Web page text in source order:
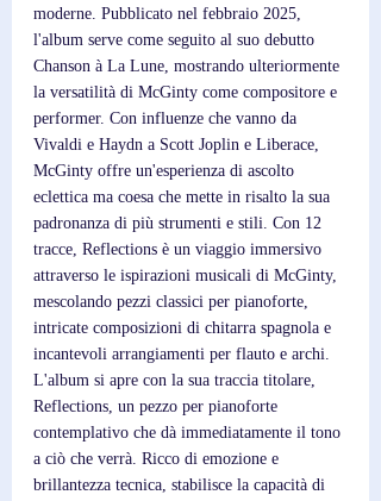
moderne. Pubblicato nel febbraio 2025,
l'album serve come seguito al suo debutto
Chanson à La Lune, mostrando ulteriormente
la versatilità di McGinty come compositore e
performer. Con influenze che vanno da
Vivaldi e Haydn a Scott Joplin e Liberace,
McGinty offre un'esperienza di ascolto
eclettica ma coesa che mette in risalto la sua
padronanza di più strumenti e stili. Con 12
tracce, Reflections è un viaggio immersivo
attraverso le ispirazioni musicali di McGinty,
mescolando pezzi classici per pianoforte,
intricate composizioni di chitarra spagnola e
incantevoli arrangiamenti per flauto e archi.
L'album si apre con la sua traccia titolare,
Reflections, un pezzo per pianoforte
contemplativo che dà immediatamente il tono
a ciò che verrà. Ricco di emozione e
brillantezza tecnica, stabilisce la capacità di